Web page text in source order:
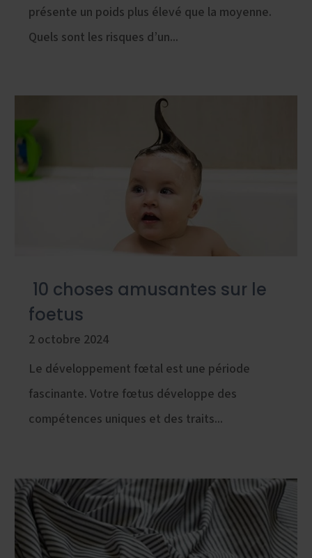
présente un poids plus élevé que la moyenne.
Quels sont les risques d’un...
10 choses amusantes sur le
foetus
2 octobre 2024
Le développement fœtal est une période
fascinante. Votre fœtus développe des
compétences uniques et des traits...